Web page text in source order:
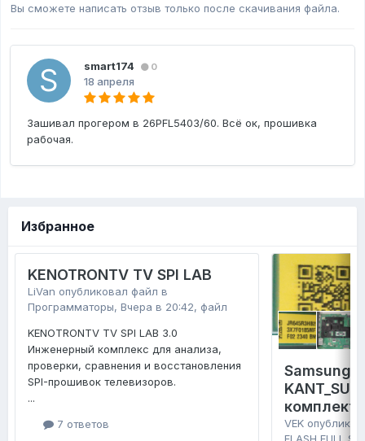
Вы сможете написать отзыв только после скачивания файла.
smart174 0
18 апреля
Зашивал прогером в 26PFL5403/60. Всё ок, прошивка
рабочая.
Избранное
KENOTRONTV TV SPI LAB
LiVan опубликовал файл в
Программаторы, Вчера в 20:42, файл
KENOTRONTV TV SPI LAB 3.0
Инженерный комплекс для анализа,
проверки, сравнения и восстановления
SPI-прошивок телевизоров.
...
7 ответов
Samsung
комплект
VEK